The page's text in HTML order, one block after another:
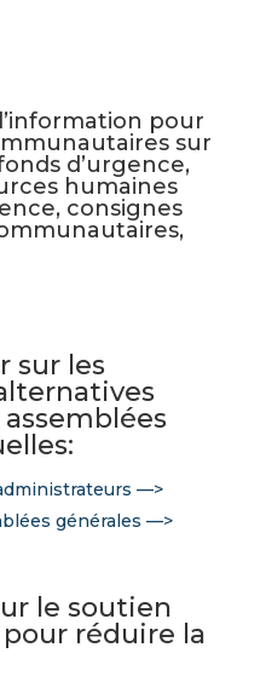
pour
sur
d’urgence,
humaines
consignes
sur les
—>
générales —>
le soutien
réduire la